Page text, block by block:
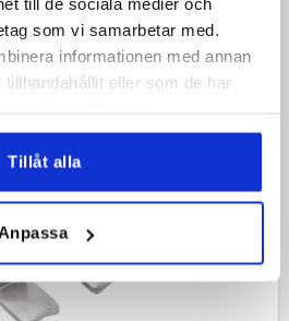
som vi samarbetar med.
informationen med annan
eller som de har
Tillåt alla